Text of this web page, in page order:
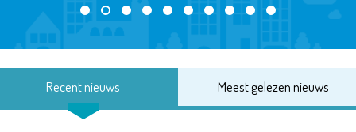
Recent nieuws Meest gelezen nieuws